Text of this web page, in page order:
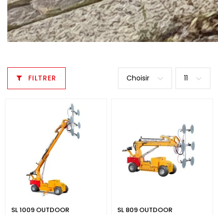
FILTRER Choisir 11
SL 1009 OUTDOOR
SL 809 OUTDOOR